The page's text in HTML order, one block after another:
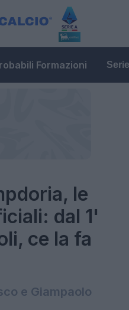
Formazioni
le
dal 1'
ce la fa
e Giampaolo